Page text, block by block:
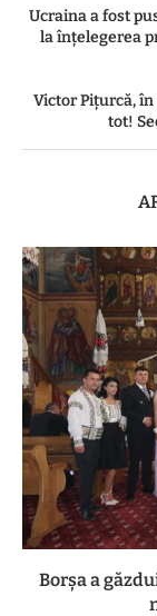
Ucraina a fost
la înțelegerea
Victor Piţurcă,
tot!
Borșa a